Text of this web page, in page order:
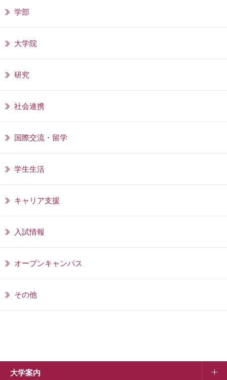
学部
大学院
研究
社会連携
国際交流・留学
学生生活
キャリア支援
入試情報
オープンキャンパス
その他
大学案内